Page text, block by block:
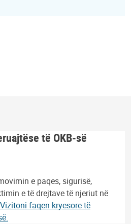
të OKB-së
e paqes, sigurisë,
e të drejtave të njeriut në
Vizitoni faqen kryesore të